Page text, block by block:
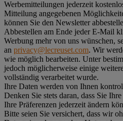
Werbemitteilungen jederzeit
Mitteilung angegebenen
können Sie den Newsletter
Abbestellen am Ende jeder E-Mail
Werbung mehr von uns wünschen,
an privacy@lecreuset.com. Wir
wie möglich bearbeiten. Unter
jedoch möglicherweise einige
vollständig verarbeitet wurde.
Ihre Daten werden von Ihnen
Denken Sie stets daran, dass Sie
Ihre Präferenzen jederzeit ändern
Bitte seien Sie versichert, dass wir